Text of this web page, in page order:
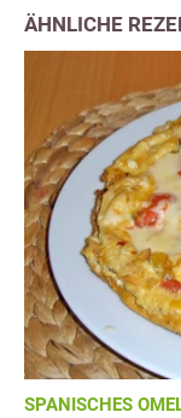
ÄHNLICHE
SPANISCHES